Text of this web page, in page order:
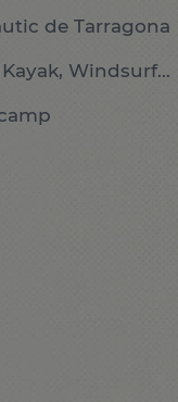
de Tarragona
Windsurf…